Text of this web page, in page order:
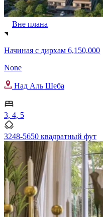
Вне плана
Начиная с дирхам 6,150,000
None
Над Аль Шеба
3, 4, 5
3248-5650 квадратный фут